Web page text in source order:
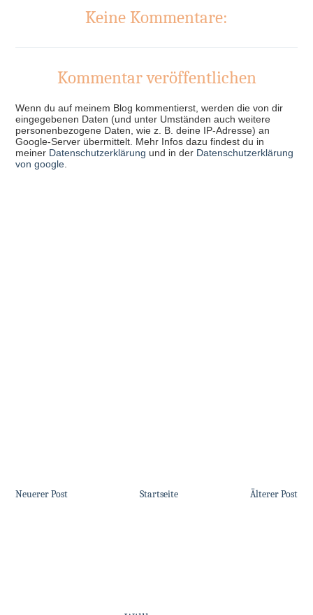
Keine Kommentare:
Kommentar veröffentlichen
Wenn du auf meinem Blog kommentierst, werden die von dir
eingegebenen Daten (und unter Umständen auch weitere
personenbezogene Daten, wie z. B. deine IP-Adresse) an
Google-Server übermittelt. Mehr Infos dazu findest du in
meiner Datenschutzerklärung und in der Datenschutzerklärung
von google
Neuerer Post Älterer Post
Startseite